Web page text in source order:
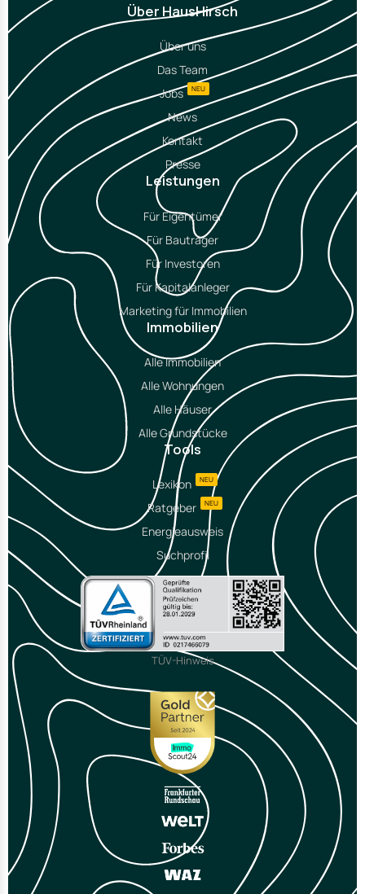
Über HausHirsch
Über uns
Das Team
Jobs
NEU
News
Kontakt
Presse
Leistungen
Für Eigentümer
Für Bauträger
Für Investoren
Für Kapitalanleger
Marketing für Immobilien
Immobilien
Alle Immobilien
Alle Wohnungen
Alle Häuser
Alle Grundstücke
Tools
Lexikon NEU
Ratgeber NEU
Energieausweis
Suchprofil
TÜV-Hinweis